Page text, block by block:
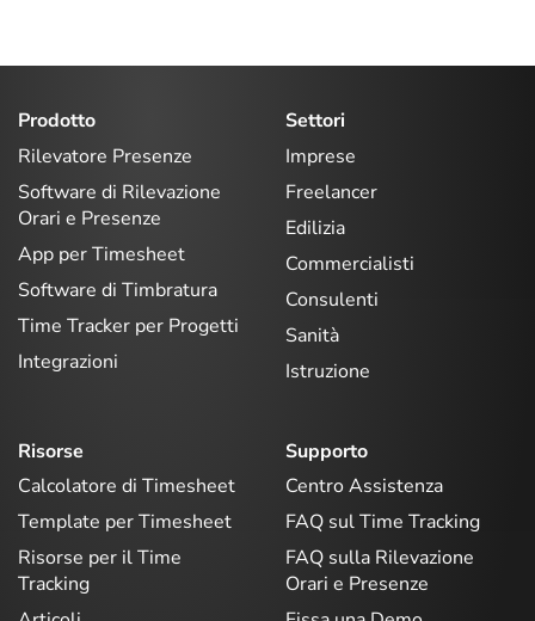
Prodotto
Rilevatore Presenze
Software di Rilevazione
Orari e Presenze
App per Timesheet
Software di Timbratura
Time Tracker per Progetti
Integrazioni
Settori
Imprese
Freelancer
Edilizia
Commercialisti
Consulenti
Sanità
Istruzione
Risorse
Calcolatore di Timesheet
Template per Timesheet
Risorse per il Time
Tracking
Supporto
Centro Assistenza
FAQ sul Time Tracking
FAQ sulla Rilevazione
Orari e Presenze